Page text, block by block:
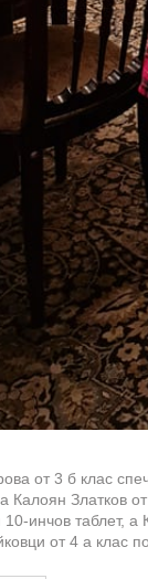
от 3 б клас
Калоян Златков
инчов таблет,
от 4 а клас